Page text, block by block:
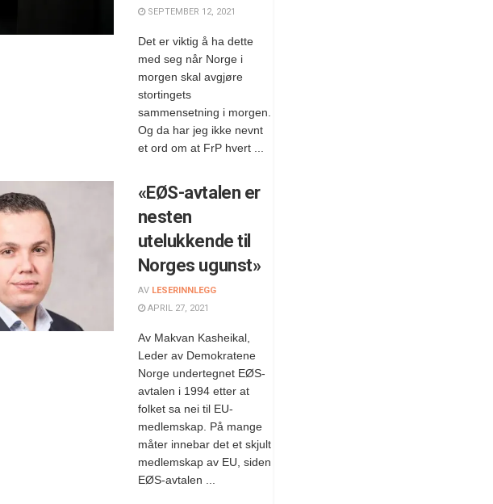
SEPTEMBER 12, 2021
Det er viktig å ha dette
med seg når Norge i
morgen skal avgjøre
stortingets
sammensetning i morgen.
Og da har jeg ikke nevnt
et ord om at FrP hvert ...
«EØS-avtalen er
nesten
utelukkende til
Norges ugunst»
AV LESERINNLEGG
APRIL 27, 2021
Av Makvan Kasheikal,
Leder av Demokratene
Norge undertegnet EØS-
avtalen i 1994 etter at
folket sa nei til EU-
medlemskap. På mange
måter innebar det et skjult
medlemskap av EU, siden
EØS-avtalen ...